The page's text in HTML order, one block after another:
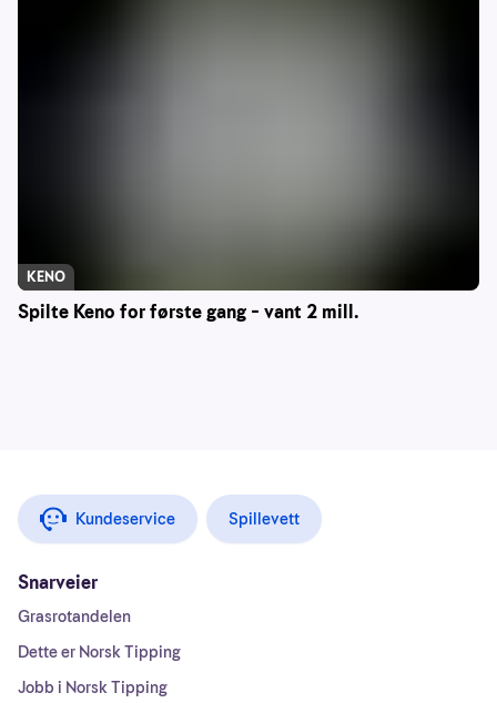
Spilte Keno for første gang – vant 2 mill.
KENO
Kundeservice Spillevett
Snarveier
Grasrotandelen
Dette er Norsk Tipping
Jobb i Norsk Tipping